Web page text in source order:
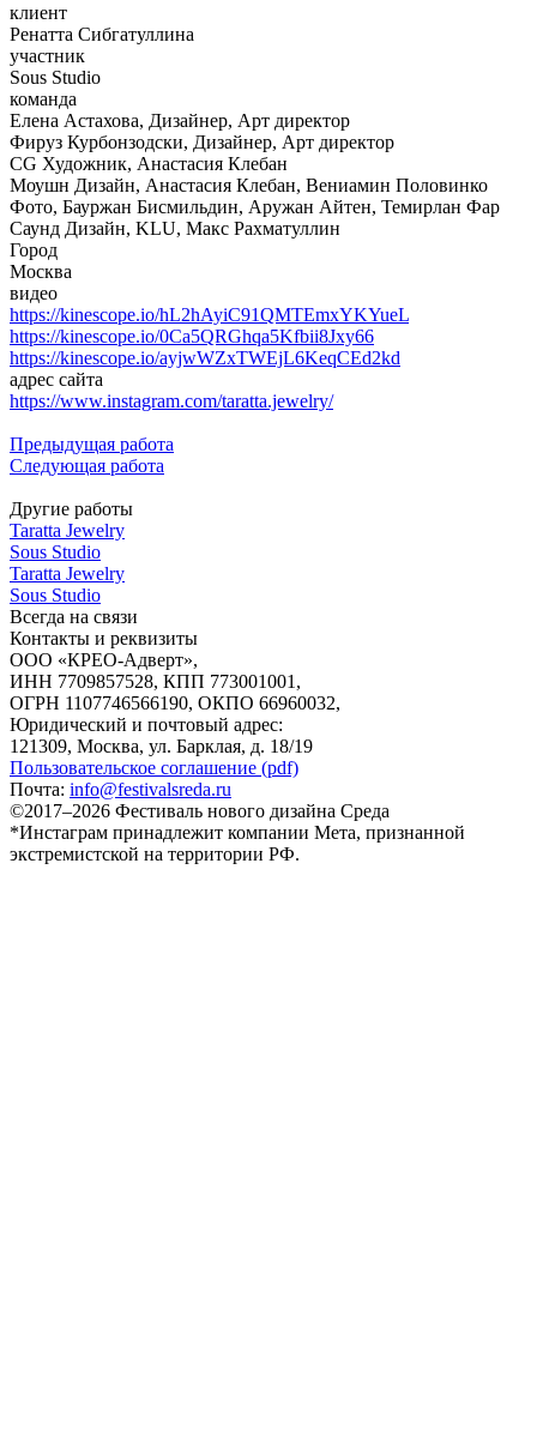
клиент
Ренатта Сибгатуллина
участник
Sous Studio
команда
Елена Астахова, Дизайнер, Арт директор
Фируз Курбонзодски, Дизайнер, Арт директор
CG Художник, Анастасия Клебан
Моушн Дизайн, Анастасия Клебан, Вениамин Половинко
Фото, Бауржан Бисмильдин, Аружан Айтен, Темирлан Фар
Саунд Дизайн, KLU, Макс Рахматуллин
Город
Москва
видео
https://kinescope.io/hL2hAyiC91QMTEmxYKYueL
https://kinescope.io/0Ca5QRGhqa5Kfbii8Jxy66
https://kinescope.io/ayjwWZxTWEjL6KeqCEd2kd
адрес сайта
https://www.instagram.com/taratta.jewelry/
Предыдущая работа
Следующая работа
Другие работы
Taratta Jewelry
Sous Studio
Taratta Jewelry
Sous Studio
Всегда на связи
Контакты и реквизиты
ООО «КРЕО‐Адверт»,
ИНН 7709857528, КПП 773001001,
ОГРН 1107746566190, ОКПО 66960032,
Юридический и почтовый адрес:
121309, Москва, ул. Барклая, д. 18/19
Пользовательское соглашение (pdf)
Почта: info@festivalsreda.ru
©2017–2026 Фестиваль нового дизайна Среда
*Инстаграм принадлежит компании Мета, признанной
экстремистской на территории РФ.